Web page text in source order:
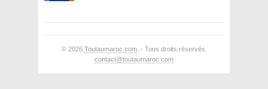
© 2026 Toutaumaroc.com. - Tous droits réservés.
contact@toutaumaroc.com